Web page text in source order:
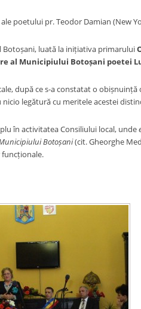
poetului pr. Teodor Damian (New
Botoșani, luată la inițiativa primarului
al Municipiului Botoșani poetei
după ce s-a constatat o obișnuință
legătură cu meritele acestei
în activitatea Consiliului local, unde
Botoșani(cit. Gheorghe